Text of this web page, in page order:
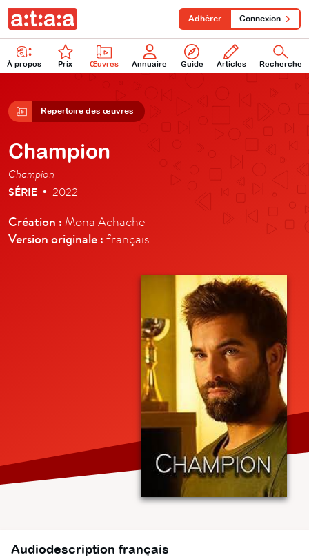
À propos Prix Œuvres Annuaire Guide Articles Recherche
Adhérer Connexion
Répertoire des œuvres
Champion
Champion
SÉRIE • 2022
Création : Mona Achache
Version originale : français
Audiodescription français